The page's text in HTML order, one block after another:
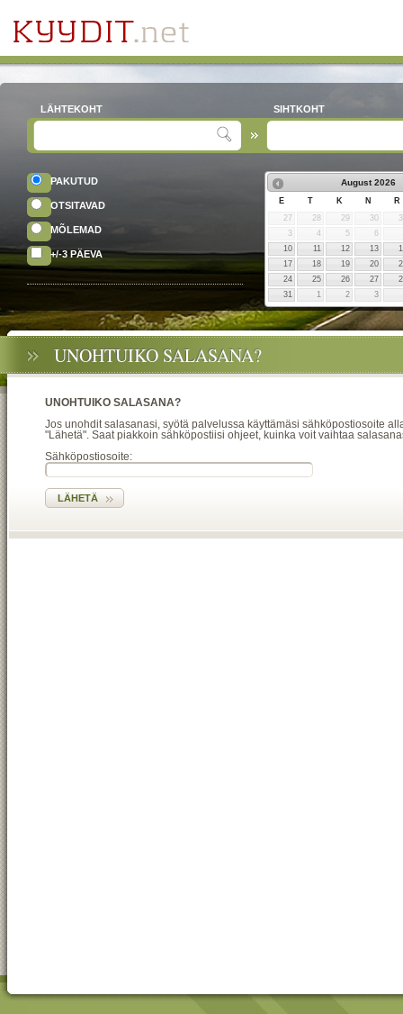
LÄHTEKOHT SIHTKOHT
PAKUTUD
OTSITAVAD
MÕLEMAD
+/-3 PÄEVA
August 2026
E T K N
R
27
28 29 30
3
4 5
6
10
11 12 13
17
18 19 20
24
25 26 27
31
1 2 3
UNOHTUIKO SALASANA?
UNOHTUIKO SALASANA?
Jos unohdit salasanasi, syötä palvelussa käyttämäsi sähköpostiosoite
"Lähetä". Saat piakkoin sähköpostiisi ohjeet, kuinka voit vaihtaa
Sähköpostiosoite: